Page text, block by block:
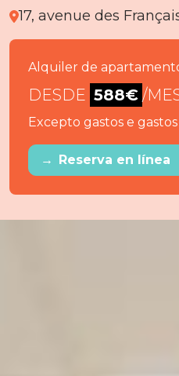
17, avenue des
Alquiler de
DESDE 588€ /
Excepto gastos e
→ Reserva en línea